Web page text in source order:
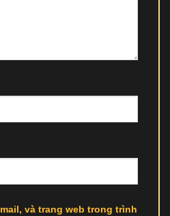
và trang web trong trình